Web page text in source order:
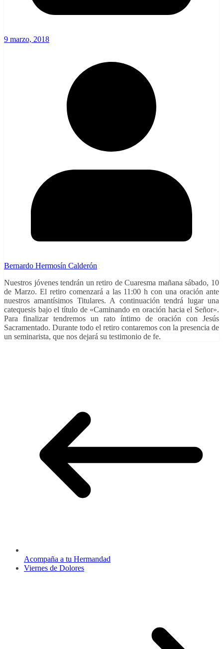
9 marzo, 2018
Bernardo Hermosín Calderón
Nuestros jóvenes tendrán un retiro de Cuaresma mañana sábado, 10
de Marzo. El retiro comenzará a las 11:00 h con una oración ante
nuestros amantísimos Titulares. A continuación tendrá lugar una
catequesis bajo el título de «Caminando en oración hacia el Señor».
Para finalizar tendremos un rato íntimo de oración con Jesús
Sacramentado. Durante todo el retiro contaremos con la presencia de
un seminarista, que nos dejará su testimonio de fe.
Acompaña a tu Hermandad
Viernes de Dolores